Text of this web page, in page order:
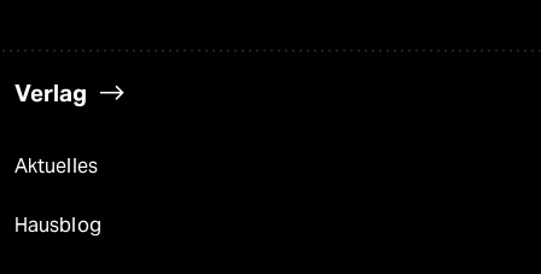
Verlag
Aktuelles
Hausblog